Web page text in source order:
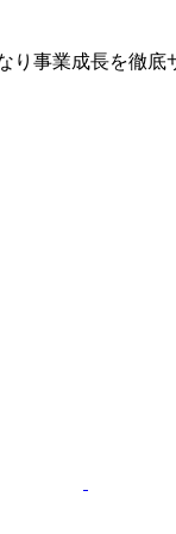
り事業成長を徹底